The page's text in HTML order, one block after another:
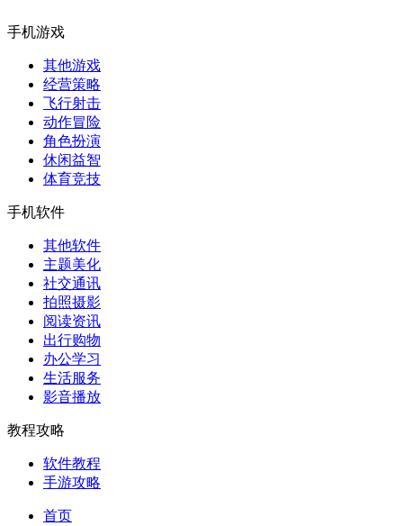
手机游戏
其他游戏
经营策略
飞行射击
动作冒险
角色扮演
休闲益智
体育竞技
手机软件
其他软件
主题美化
社交通讯
拍照摄影
阅读资讯
出行购物
办公学习
生活服务
影音播放
教程攻略
软件教程
手游攻略
首页